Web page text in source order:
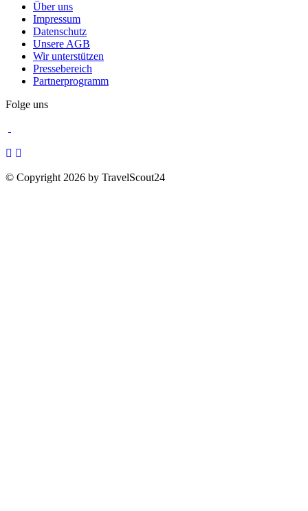
Über uns
Impressum
Datenschutz
Unsere AGB
Wir unterstützen
Pressebereich
Partnerprogramm
Folge uns
© Copyright 2026 by TravelScout24